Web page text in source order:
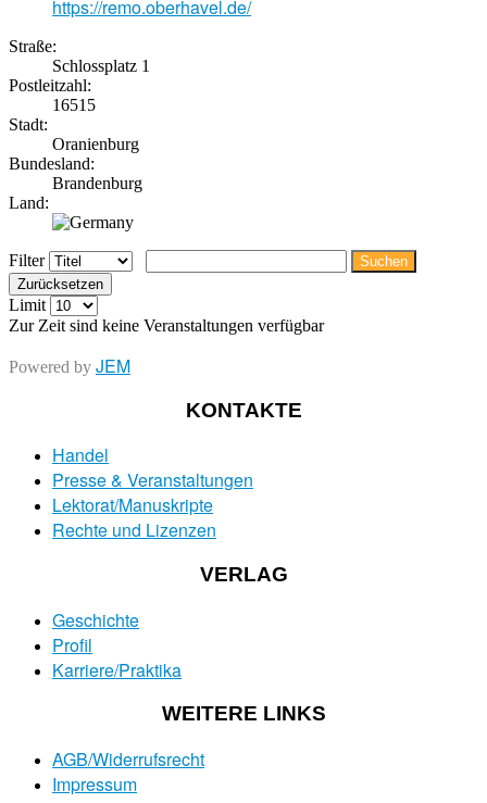
https://remo.oberhavel.de/
Straße:
Schlossplatz 1
Postleitzahl:
16515
Stadt:
Oranienburg
Bundesland:
Brandenburg
Land:
Filter
Suchen
Zurücksetzen
Limit
Zur Zeit sind keine Veranstaltungen verfügbar
Powered by JEM
KONTAKTE
Handel
Presse & Veranstaltungen
Lektorat/Manuskripte
Rechte und Lizenzen
VERLAG
Geschichte
Profil
Karriere/Praktika
WEITERE LINKS
AGB/Widerrufsrecht
Impressum